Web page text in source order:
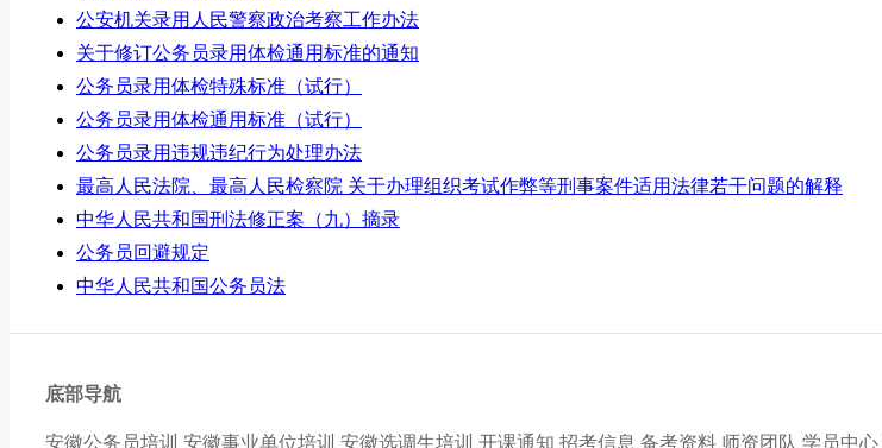
公安机关录用人民警察政治考察工作办法
关于修订公务员录用体检通用标准的通知
公务员录用体检特殊标准（试行）
公务员录用体检通用标准（试行）
公务员录用违规违纪行为处理办法
最高人民法院、最高人民检察院 关于办理组织考试作弊等刑事案件适用法律若干问题的解释
中华人民共和国刑法修正案（九）摘录
公务员回避规定
中华人民共和国公务员法
底部导航
安徽公务员培训 安徽事业单位培训 安徽选调生培训 开课通知 招考信息 备考资料 师资团队 学员中心